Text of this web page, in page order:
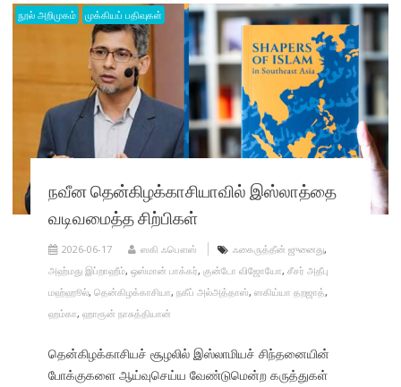
நூல் அறிமுகம் முக்கியப் பதிவுகள்
நவீன தென்கிழக்காசியாவில் இஸ்லாத்தை
வடிவமைத்த சிற்பிகள்
2026-06-17 ஸகி ஃபௌஸ் ஃகைருத்தீன் ஜுனைது,
அஹ்மது இப்றாஹீம், ஒஸ்மான் பாக்கர், குன்டோ விஜோயோ, சீசர் அதீபு
மஹ்ஹூல், தென்கிழக்காசியா, நகீப் அல்அத்தாஸ், ஸகிய்யா தறஜாத்,
ஹம்கா, ஹாரூன் நாசுத்தியான்
தென்கிழக்காசியச் சூழலில் இஸ்லாமியச் சிந்தனையின்
போக்குகளை ஆய்வுசெய்ய வேண்டுமென்ற கருத்துகள்